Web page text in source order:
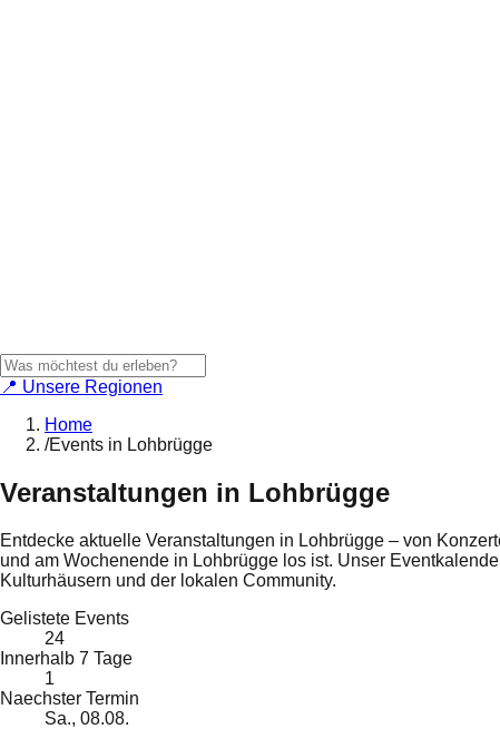
📍 Unsere Regionen
Home
/Events in Lohbrügge
Veranstaltungen in Lohbrügge
Entdecke aktuelle Veranstaltungen in Lohbrügge – von
und am Wochenende in Lohbrügge los ist. Unser
Kulturhäusern und der lokalen Community.
Gelistete Events
24
Innerhalb 7 Tage
1
Naechster Termin
Sa., 08.08.